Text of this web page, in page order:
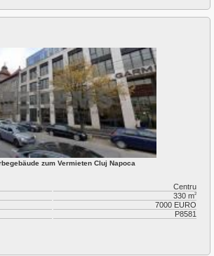
zum Vermieten Cluj Napoca
Centru
330 m2
7000 EURO
P8581